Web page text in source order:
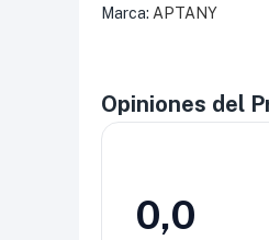
confiable y un
Marca: APTANY
Opiniones del
0,0